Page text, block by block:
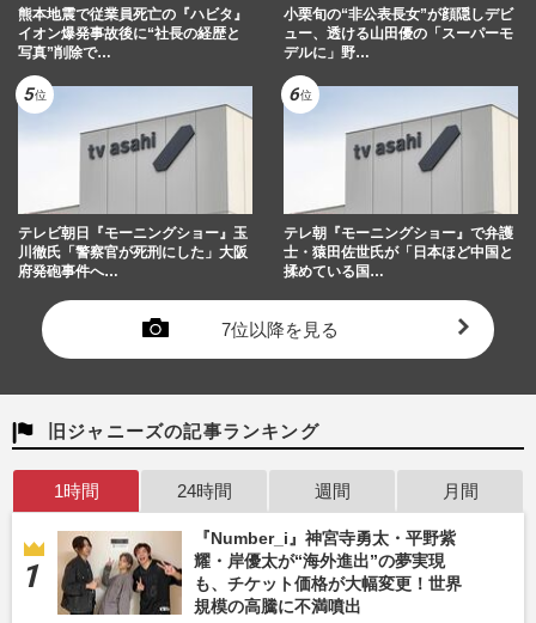
熊本地震で従業員死亡の『ハビタ』
イオン爆発事故後に“社長の経歴と
写真”削除で…
小栗旬の“非公表長女”が顔隠しデビ
ュー、透ける山田優の「スーパーモ
デルに」野…
テレビ朝日『モーニングショー』玉
川徹氏「警察官が死刑にした」大阪
府発砲事件へ…
テレ朝『モーニングショー』で弁護
士・猿田佐世氏が「日本ほど中国と
揉めている国…
7位以降を見る
旧ジャニーズの記事ランキング
1時間 24時間 週間 月間
『Number_i』神宮寺勇太・平野紫
耀・岸優太が“海外進出”の夢実現
も、チケット価格が大幅変更！世界
規模の高騰に不満噴出